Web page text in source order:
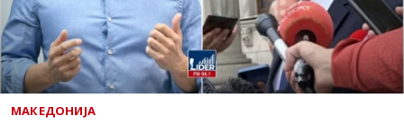
МАКЕДОНИЈА